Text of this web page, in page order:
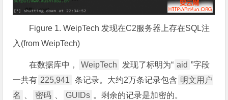
Figure 1. WeipTech 发现在C2服务器上存在SQL注
入(from WeipTech)
在数据库中， WeipTech 发现了标明为“ aid ”字段
一共有 225,941 条记录。大约2万条记录包含 明文用户
名
密码 GUIDs 。剩余的记录是加密的。